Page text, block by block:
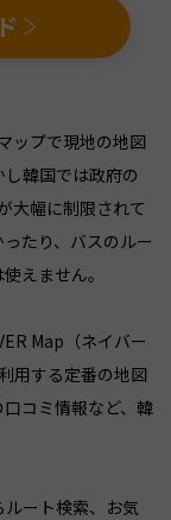
ップで現地の地図
韓国では政府の
大幅に制限されて
たり、バスのルー
えません。
Map（ネイバー
用する定番の地図
コミ情報など、韓
ート検索、お気